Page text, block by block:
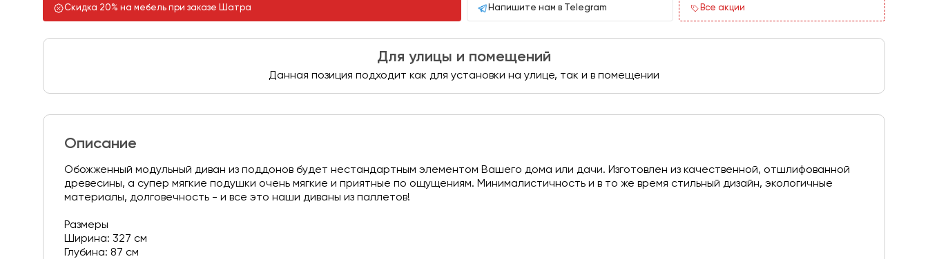
Скидка 20% на мебель при заказе Шатра Напишите нам в Telegram Все акции
Для улицы и помещений
Данная позиция подходит как для установки на улице, так и в помещении
Описание
Обожженный модульный диван из поддонов будет нестандартным элементом Вашего дома или дачи. Изготовлен из качественной, отшлифованной
древесины, а супер мягкие подушки очень мягкие и приятные по ощущениям. Минималистичность и в то же время стильный дизайн, экологичные
материалы, долговечность - и все это наши диваны из паллетов!
Размеры
Ширина: 327 см
Глубина: 87 см